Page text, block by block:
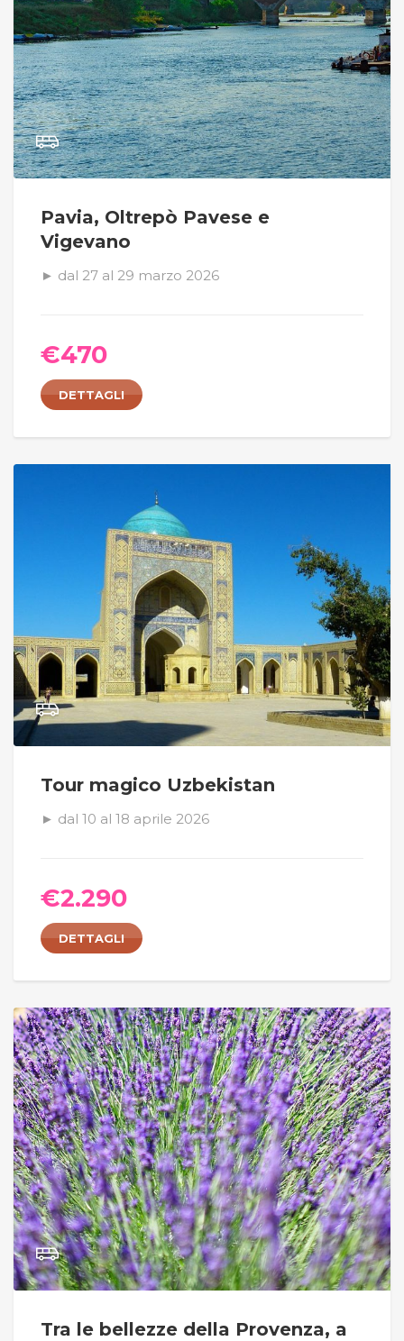
Pavia, Oltrepò Pavese e
Vigevano
► dal 27 al 29 marzo 2026
€470
DETTAGLI
Tour magico Uzbekistan
► dal 10 al 18 aprile 2026
€2.290
DETTAGLI
Tra le bellezze della Provenza, a